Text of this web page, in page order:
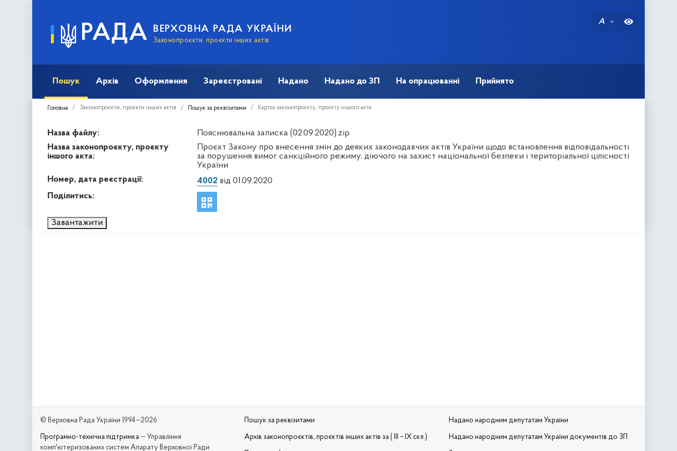
РАДА ВЕРХОВНА РАДА УКРАЇНИ
Законопроєкти, проєкти інших актів
A
Пошук Архів Оформлення Зареєстровані Надано Надано до ЗП На опрацюванні Прийнято
Головна Законопроєкти, проєкти інших актів Пошук за реквізитами Картка законопроєкту, проєкту іншого акта
Назва файлу:
Пояснювальна записка (02.09.2020).zip
Назва законопроєкту, проєкту
іншого акта:
Проєкт Закону про внесення змін до деяких законодавчих актів України щодо встановлення відповідальності
за порушення вимог санкційного режиму, діючого на захист національної безпеки і територіальної цілісності
України
Номер, дата реєстрації:
4002від 01.09.2020
Поділитись:
Завантажити
© Верховна Рада України 1994—2026
Програмно-технічна підтримка — Управління
комп'ютеризованих систем Апарату Верховної Ради
Пошук за реквізитами
Архів законопроєктів, проєктів інших актів за ( III – IX скл.)
Надано народним депутатам України
Надано народним депутатам України документів до ЗП